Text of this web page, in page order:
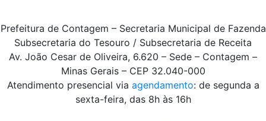
Prefeitura de Contagem – Secretaria Municipal de Fazenda
Subsecretaria do Tesouro / Subsecretaria de Receita
Av. João Cesar de Oliveira, 6.620 – Sede – Contagem –
Minas Gerais – CEP 32.040-000
Atendimento presencial via agendamento: de segunda a
sexta-feira, das 8h às 16h